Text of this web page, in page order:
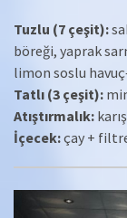
Tuzlu (7 çeşit):
böreği, yaprak
limon soslu
Tatlı (3 çeşit):
Atıştırmalık:
İçecek:çay +